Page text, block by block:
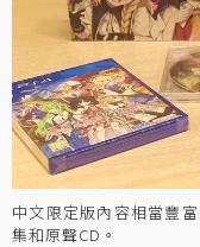
中文限定版內容相當豐
集和原聲CD。